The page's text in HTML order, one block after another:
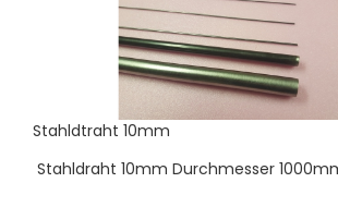
Stahldtraht 10mm
Stahldraht 10mm Durchmesser